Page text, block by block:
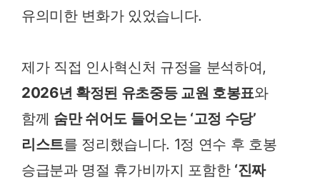
유의미한 변화가 있었습니다.
제가 직접 인사혁신처 규정을 분석하여,
2026년 확정된 유초중등 교원 호봉표와
함께 숨만 쉬어도 들어오는 ‘고정 수당’
리스트를 정리했습니다. 1정 연수 후 호봉
승급분과 명절 휴가비까지 포함한 ‘진짜